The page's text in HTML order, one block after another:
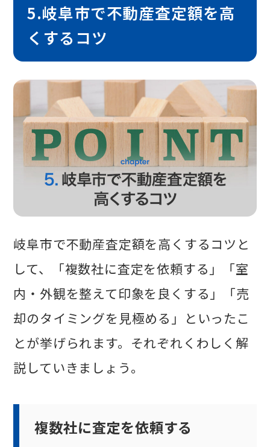
5.岐阜市で不動産査定額を高
くするコツ
岐阜市で不動産査定額を高くするコツと
して、「複数社に査定を依頼する」「室
内・外観を整えて印象を良くする」「売
却のタイミングを見極める」といったこ
とが挙げられます。それぞれくわしく解
説していきましょう。
複数社に査定を依頼する